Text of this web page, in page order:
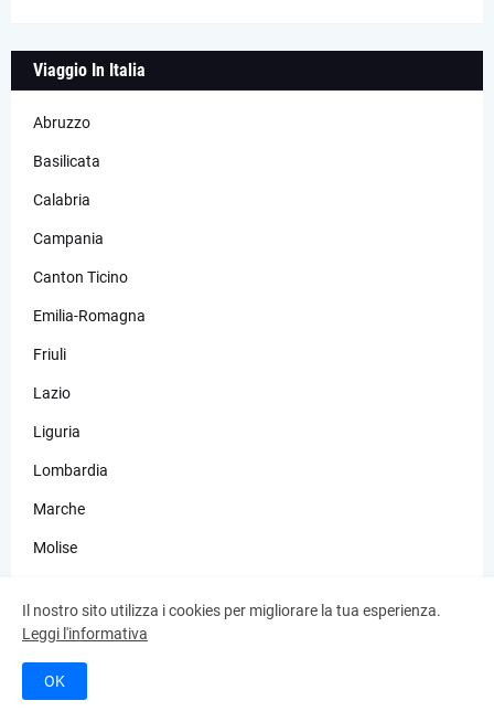
Viaggio In Italia
Abruzzo
Basilicata
Calabria
Campania
Canton Ticino
Emilia-Romagna
Friuli
Lazio
Liguria
Lombardia
Marche
Molise
Piemonte
Puglia
Quattro Province
Il nostro sito utilizza i cookies per migliorare la tua esperienza.
Leggi l'informativa
OK